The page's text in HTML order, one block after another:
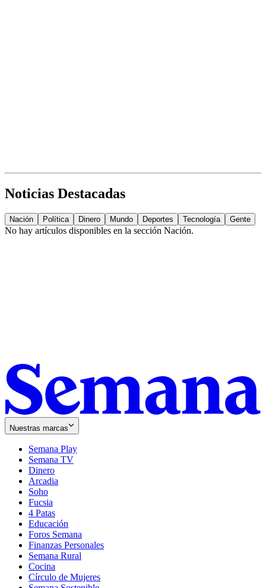
Noticias Destacadas
Nación Política Dinero Mundo Deportes Tecnología Gente
No hay artículos disponibles en la sección Nación.
Nuestras marcas
Semana Play
Semana TV
Dinero
Arcadia
Soho
in
new
window
Fucsia
in
new
window
4 Patas
Educación
Foros Semana
Finanzas Personales
Semana Rural
Cocina
Círculo de Mujeres